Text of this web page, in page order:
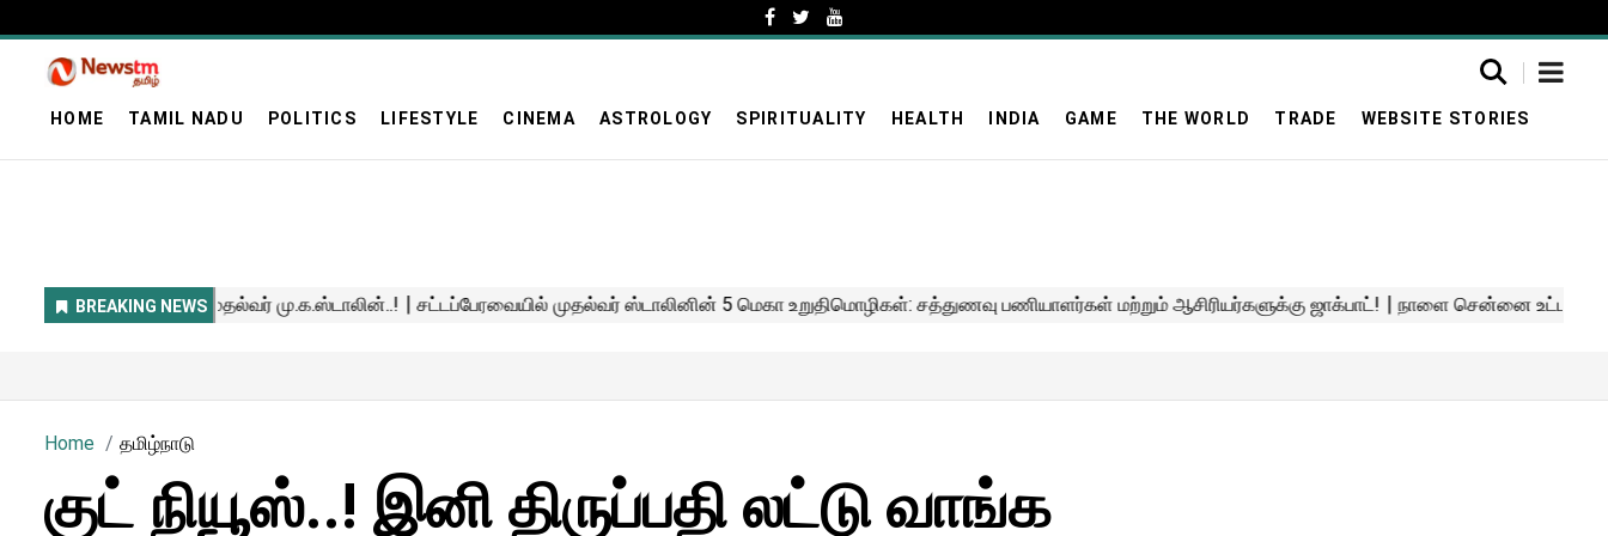
HOME TAMIL NADU POLITICS LIFESTYLE CINEMA ASTROLOGY SPIRITUALITY HEALTH INDIA GAME THE WORLD TRADE WEBSITE STORIES
Home தமிழ்நாடு
குட் நியூஸ்..! இனி திருப்பதி லட்டு வாங்க